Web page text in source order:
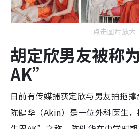
点击图片放大
胡定欣男友被称
AK”
日前有传媒捕获定欣与男友拍拖
陈健华（Akin）是一位外科医生